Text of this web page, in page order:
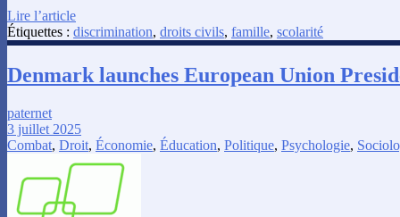
Lire l’article
Étiquettes : discrimination, droits civils, famille, scolarité
Denmark launches European Union
paternet
3 juillet 2025
Combat, Droit, Économie, Éducation, Politique, Psychologie,